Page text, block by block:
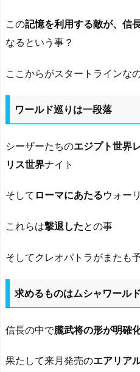
この記憶を利用する敵が、信
なるという事？
ここからがスタートラインな
ワールド巡りは一段落
シーザーたちのエジプト世界
リス世界ナイト
そして ローマにあたるウォー
これらは撃退したとの事
そしてクレオパトラがまたも
求めるものはムシャワール
信長の中で朧武将の形が明確
果たして来月発売のエアリア